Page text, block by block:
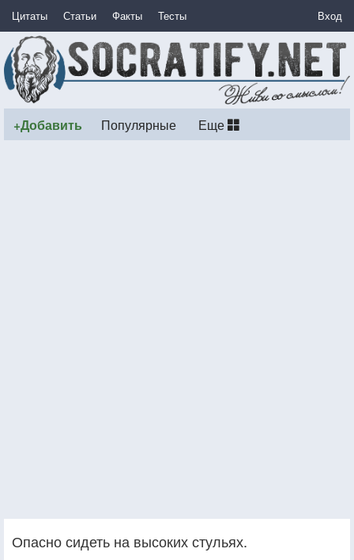
Цитаты Статьи Факты Тесты Вход
+Добавить Популярные Еще
Опасно сидеть на высоких стульях.